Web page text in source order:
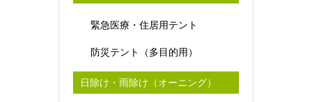
緊急医療・住居用テント
防災テント（多目的用）
日除け・雨除け（オーニング）